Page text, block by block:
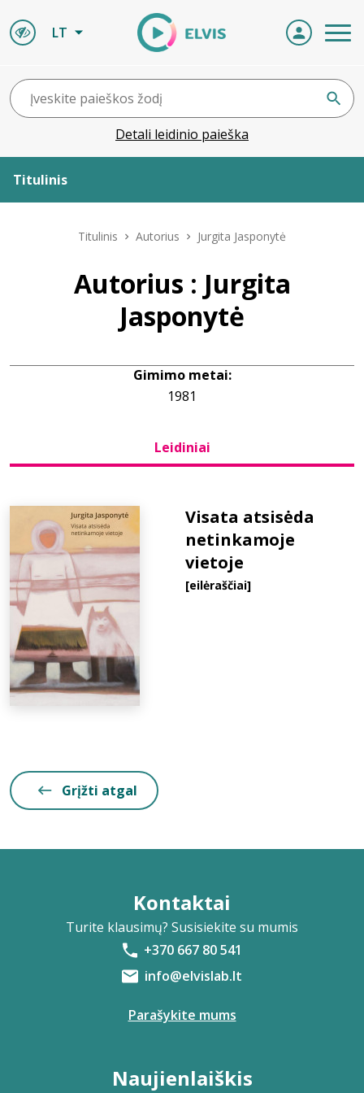
LT
Detali leidinio paieška
Titulinis
Naujienos
+370 667 80 541
info@elvislab.lt
Titulinis Autorius Jurgita Jasponytė
Autorius : Jurgita
Jasponytė
Gimimo metai:
1981
Leidiniai
Visata atsisėda
netinkamoje
vietoje
[eilėraščiai]
Grįžti atgal
Kontaktai
Turite klausimų? Susisiekite su mumis
+370 667 80 541
info@elvislab.lt
Parašykite mums
Naujienlaiškis